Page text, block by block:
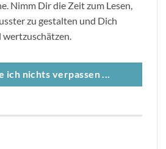
Nimm Dir die Zeit zum Lesen,
zu gestalten und Dich
ich nichts verpassen ...